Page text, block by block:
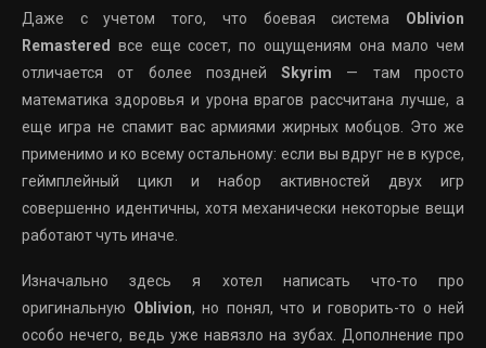
Даже с учетом того, что боевая система Oblivion
Remastered все еще сосет, по ощущениям она мало чем
отличается от более позднейSkyrim — там просто
математика здоровья и урона врагов рассчитана лучше, а
еще игра не спамит вас армиями жирных мобцов. Это же
применимо и ко всему остальному: если вы вдруг не в курсе,
геймплейный цикл и набор активностей двух игр
совершенно идентичны, хотя механически некоторые вещи
работают чуть иначе.
Изначально здесь я хотел написать что-то про
оригинальную Oblivion, но понял, что и говорить-то о ней
особо нечего, ведь уже навязло на зубах. Дополнение про